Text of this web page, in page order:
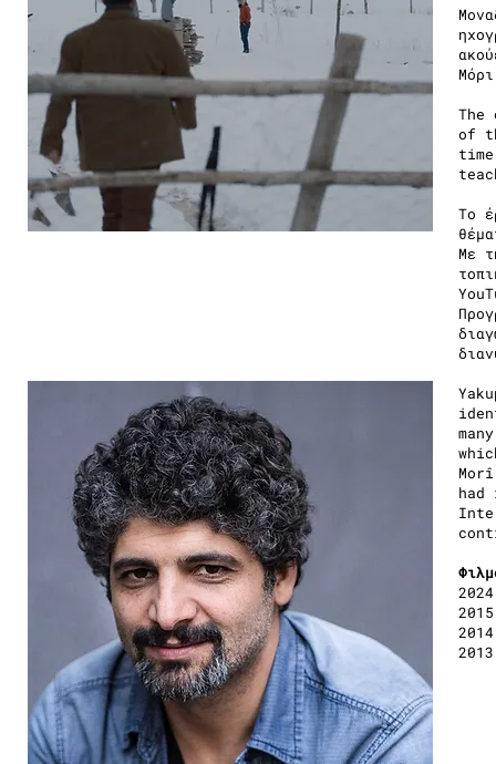
of
To
Με